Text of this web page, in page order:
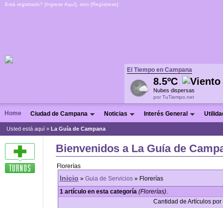
Está registrado? [Ingrese Aquí], sino [Regístrese]
El Tiempo en Campana
8.5ºC
Nubes dispersas
por TuTiempo.net
Home Ciudad de Campana Noticias Interés General
Usted está aquí » La Guía de Campana
Bienvenidos a La Guía de
Florerías
Inicio » Guia de Servicios» Florerías
1 artículo en esta categoría (Florerías).
Cantidad de Artículos por